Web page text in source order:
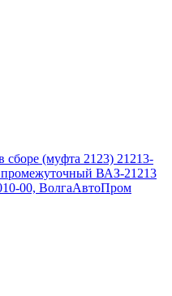
(муфта 2123) 21213-
ВАЗ-21213
00, ВолгаАвтоПром